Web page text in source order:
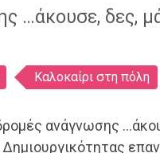
…άκουσε, δες,
Καλοκαίρι στη πόλη
ανάγνωσης